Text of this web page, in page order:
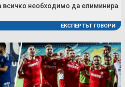
необходимо да елиминира
ЕКСПЕРТЪТ ГОВОРИ